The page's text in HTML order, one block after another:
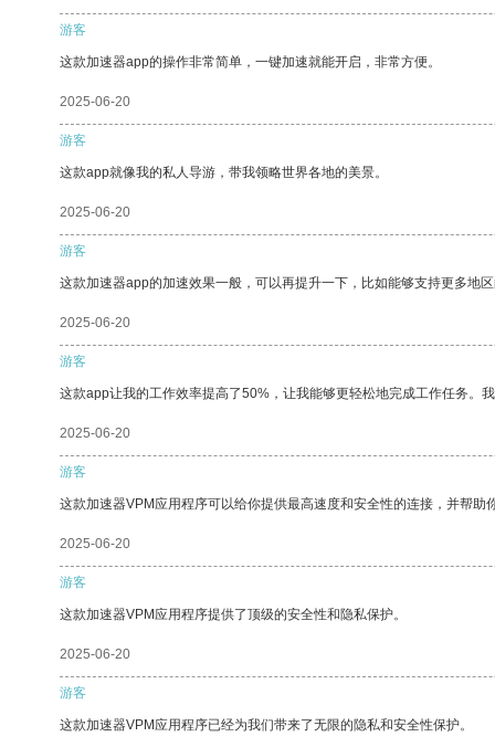
游客
这款加速器app的操作非常简单，一键加速就能开启，非常方便。
2025-06-20
游客
这款app就像我的私人导游，带我领略世界各地的美景。
2025-06-20
游客
这款加速器app的加速效果一般，可以再提升一下，比如能够支持更多地区
2025-06-20
游客
这款app让我的工作效率提高了50%，让我能够更轻松地完成工作任务。
2025-06-20
游客
这款加速器VPM应用程序可以给你提供最高速度和安全性的连接，并帮助
2025-06-20
游客
这款加速器VPM应用程序提供了顶级的安全性和隐私保护。
2025-06-20
游客
这款加速器VPM应用程序已经为我们带来了无限的隐私和安全性保护。